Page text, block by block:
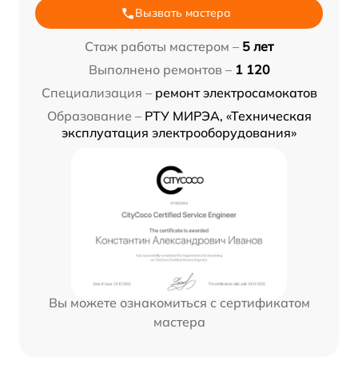
Вызвать мастера
Стаж работы мастером – 5 лет
Выполнено ремонтов – 1 120
Специализация – ремонт электросамокатов
Образование – РТУ МИРЭА, «Техническая
эксплуатация электрооборудования»
Вы можете ознакомиться с сертификатом
мастера